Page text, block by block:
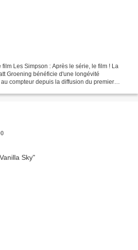
Les Simpson : Après le série, le film ! La
Groening bénéficie d'une longévité
compteur depuis la diffusion du premier